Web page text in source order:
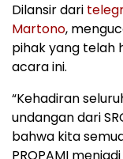
Dilansir dari
Martono,
pihak yang telah
acara ini.
“Kehadiran
undangan dari
bahwa kita